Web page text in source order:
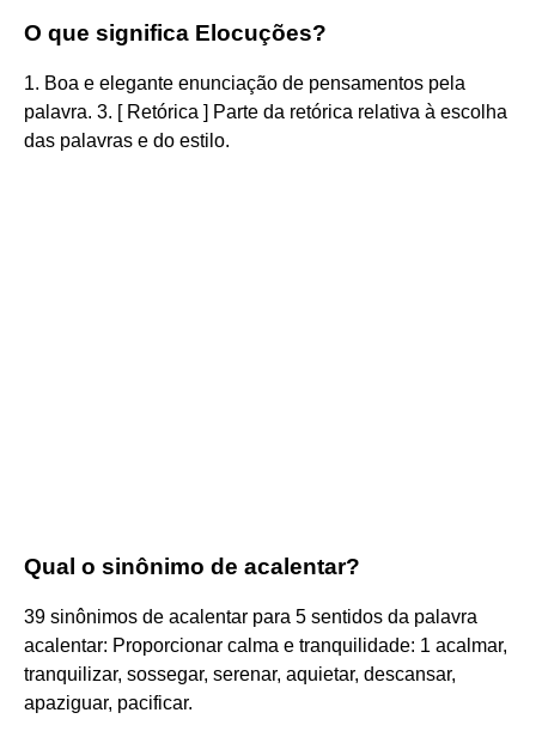
O que significa Elocuções?
1. Boa e elegante enunciação de pensamentos pela
palavra. 3. [ Retórica ] Parte da retórica relativa à escolha
das palavras e do estilo.
Qual o sinônimo de acalentar?
39 sinônimos de acalentar para 5 sentidos da palavra
acalentar: Proporcionar calma e tranquilidade: 1 acalmar,
tranquilizar, sossegar, serenar, aquietar, descansar,
apaziguar, pacificar.